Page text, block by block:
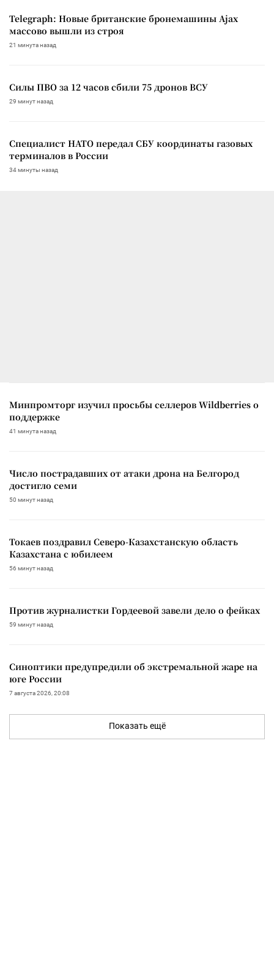
Telegraph: Новые британские бронемашины Ajax
массово вышли из строя
21 минута назад
Силы ПВО за 12 часов сбили 75 дронов ВСУ
29 минут назад
Специалист НАТО передал СБУ координаты газовых
терминалов в России
34 минуты назад
Минпромторг изучил просьбы селлеров Wildberries о
поддержке
41 минута назад
Число пострадавших от атаки дрона на Белгород
достигло семи
50 минут назад
Токаев поздравил Северо-Казахстанскую область
Казахстана с юбилеем
56 минут назад
Против журналистки Гордеевой завели дело о фейках
59 минут назад
Синоптики предупредили об экстремальной жаре на
юге России
7 августа 2026, 20:08
Показать ещё